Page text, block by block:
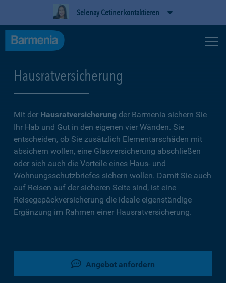
Selenay Cetiner kontaktieren
Hausratversicherung
Mit der Hausratversicherung der Barmenia sichern Sie
Ihr Hab und Gut in den eigenen vier Wänden. Sie
entscheiden, ob Sie zusätzlich Elementarschäden mit
absichern wollen, eine Glasversicherung abschließen
oder sich auch die Vorteile eines Haus- und
Wohnungsschutzbriefes sichern wollen. Damit Sie auch
auf Reisen auf der sicheren Seite sind, ist eine
Reisegepäckversicherung die ideale eigenständige
Ergänzung im Rahmen einer Hausratversicherung.
Angebot anfordern